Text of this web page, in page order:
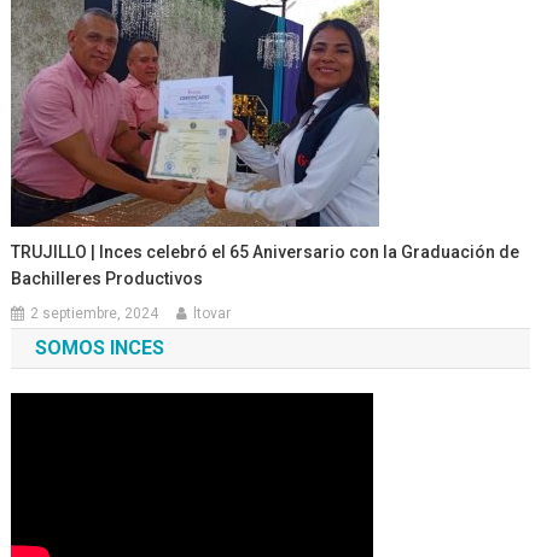
TRUJILLO | Inces celebró el 65 Aniversario con la Graduación de
Bachilleres Productivos
2 septiembre, 2024 ltovar
SOMOS INCES